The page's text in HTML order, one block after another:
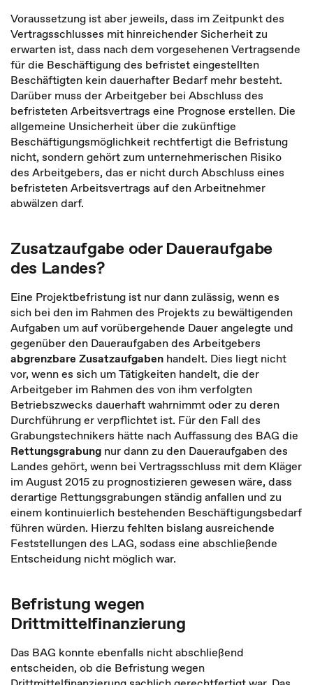
Voraussetzung ist aber jeweils, dass im Zeitpunkt des
Vertragsschlusses mit hinreichender Sicherheit zu
erwarten ist, dass nach dem vorgesehenen Vertragsende
für die Beschäftigung des befristet eingestellten
Beschäftigten kein dauerhafter Bedarf mehr besteht.
Darüber muss der Arbeitgeber bei Abschluss des
befristeten Arbeitsvertrags eine Prognose erstellen. Die
allgemeine Unsicherheit über die zukünftige
Beschäftigungsmöglichkeit rechtfertigt die Befristung
nicht, sondern gehört zum unternehmerischen Risiko
des Arbeitgebers, das er nicht durch Abschluss eines
befristeten Arbeitsvertrags auf den Arbeitnehmer
abwälzen darf.
Zusatzaufgabe oder Daueraufgabe
des Landes?
Eine Projektbefristung ist nur dann zulässig, wenn es
sich bei den im Rahmen des Projekts zu bewältigenden
Aufgaben um auf vorübergehende Dauer angelegte und
gegenüber den Daueraufgaben des Arbeitgebers
abgrenzbare Zusatzaufgaben handelt. Dies liegt nicht
vor, wenn es sich um Tätigkeiten handelt, die der
Arbeitgeber im Rahmen des von ihm verfolgten
Betriebszwecks dauerhaft wahrnimmt oder zu deren
Durchführung er verpflichtet ist. Für den Fall des
Grabungstechnikers hätte nach Auffassung des BAG die
Rettungsgrabung nur dann zu den Daueraufgaben des
Landes gehört, wenn bei Vertragsschluss mit dem Kläger
im August 2015 zu prognostizieren gewesen wäre, dass
derartige Rettungsgrabungen ständig anfallen und zu
einem kontinuierlich bestehenden Beschäftigungsbedarf
führen würden. Hierzu fehlten bislang ausreichende
Feststellungen des LAG, sodass eine abschließende
Entscheidung nicht möglich war.
Befristung wegen
Drittmittelfinanzierung
Das BAG konnte ebenfalls nicht abschließend
entscheiden, ob die Befristung wegen